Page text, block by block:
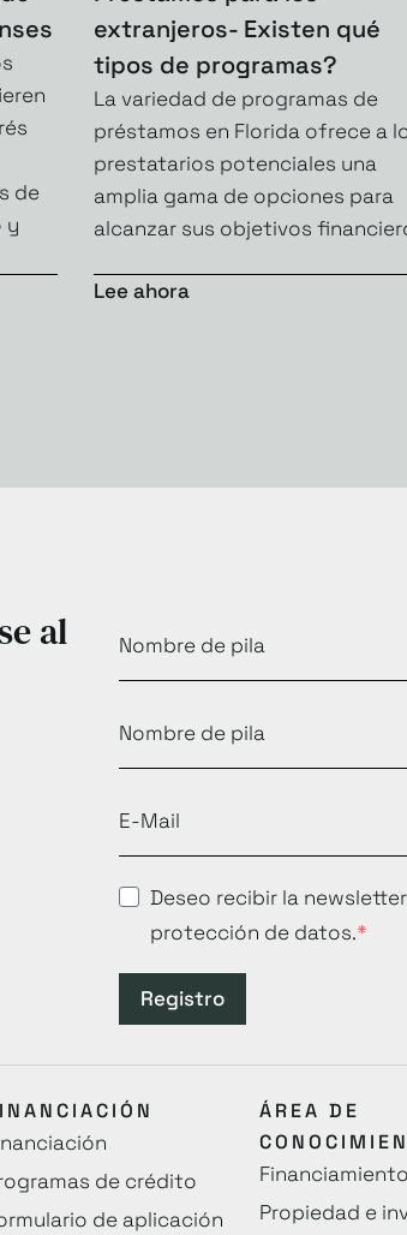
de
y
extranjeros- Existen qué
tipos de programas?
La variedad de programas de
préstamos en Florida ofrece a
prestatarios potenciales una
amplia gama de opciones para
alcanzar sus objetivos
Lee ahora
al
Deseo recibir la
protección de datos.
Registro
de crédito
de aplicación
ÁREA DE
Propiedad e